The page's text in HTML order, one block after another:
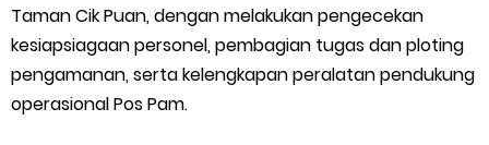
Taman Cik Puan, dengan melakukan pengecekan
kesiapsiagaan personel, pembagian tugas dan ploting
pengamanan, serta kelengkapan peralatan pendukung
operasional Pos Pam.